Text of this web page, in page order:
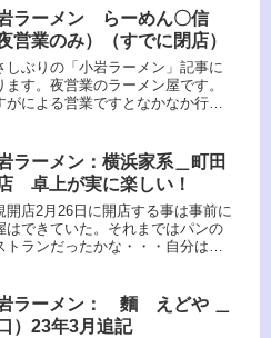
のだ。小岩ラーメン：舎鈴 小岩北
＿北口自分も何度も通ったもの
ラーメン らーめん〇信
夜営業のみ）（すでに閉店）
しぶりの「小岩ラーメン」記事に
ます。夜営業のラーメン屋です。
がによる営業ですとなかなか行く
からね、そのうちどちらも行くと
ます。今回のお店はいわゆる〆の
メンがメインって感じのお店でし
ぜひ飲んだ後に行ってみてくださ
ラーメン：横浜家系＿町田
卓上が実に楽しい！
開店2月26日に開店する事は事前に
はできていた。それまではパンの
トランだったかな・・・自分は行
千葉から来る人しか入れないよう
置にあるし。。。なかなか難し...
ラーメン： 麵 えどや ＿
）23年3月追記